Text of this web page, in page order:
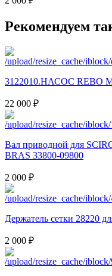
Рекомендуем
3122010.НАСОС REBO
22 000 ₽
Вал приводной для
BRAS 33800-09800
2 000 ₽
Держатель сетки 28220
2 000 ₽